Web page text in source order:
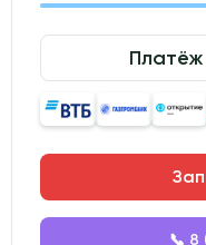
📞 8